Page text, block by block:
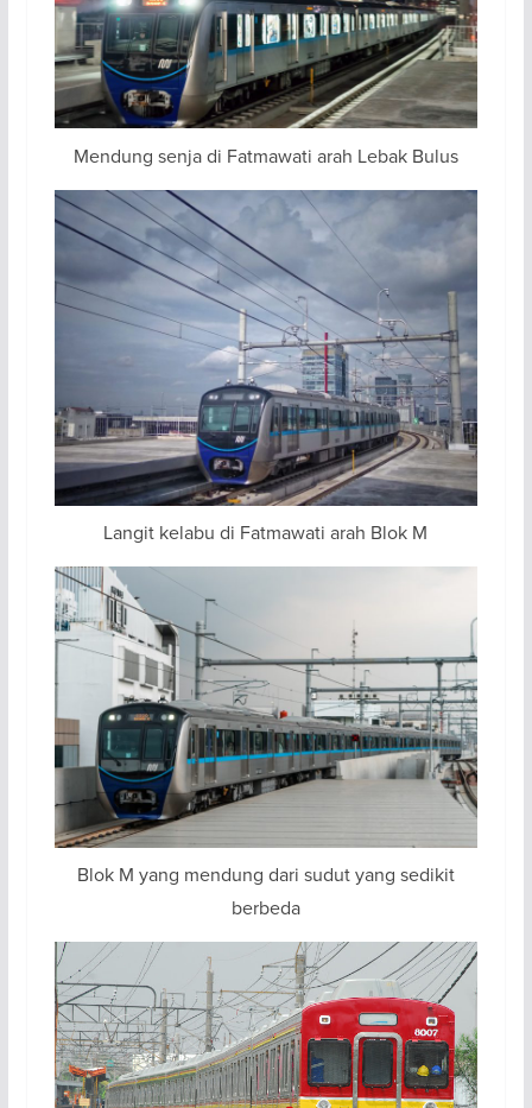
Mendung senja di Fatmawati arah Lebak Bulus
Langit kelabu di Fatmawati arah Blok M
Blok M yang mendung dari sudut yang sedikit
berbeda